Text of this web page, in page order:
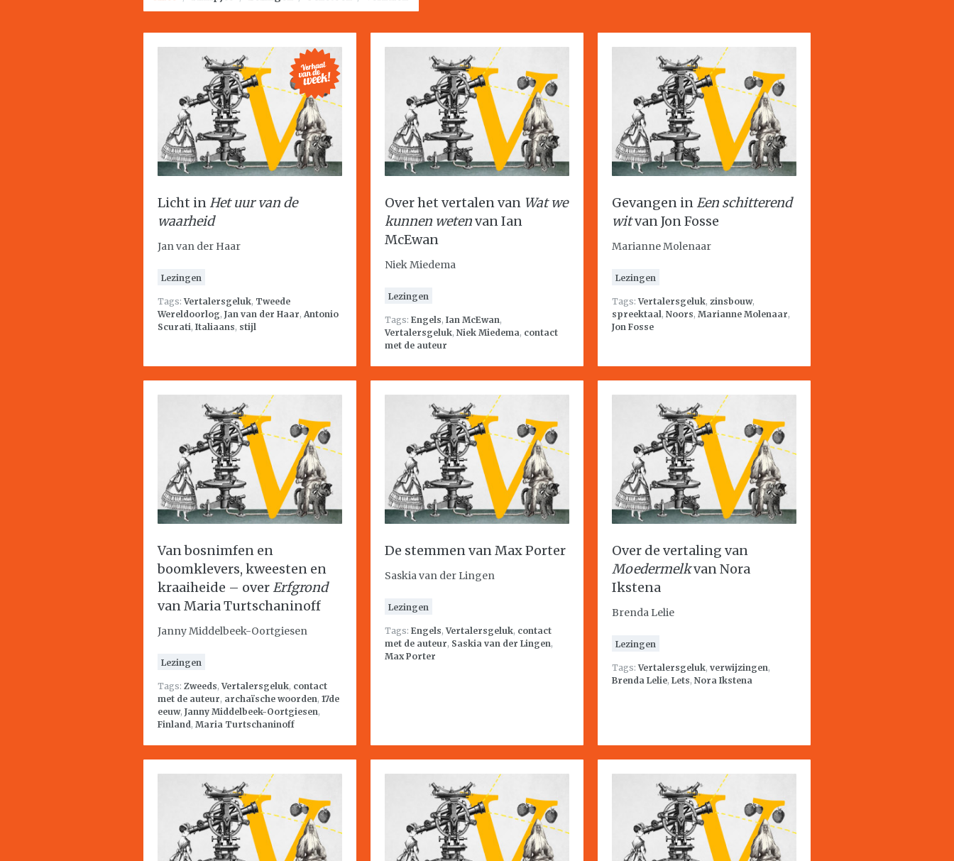
Licht inHet uur van de
waarheid
Jan van der Haar
Lezingen
Tags:Vertalersgeluk, Tweede
Wereldoorlog, Jan van der Haar, Antonio
Scurati, Italiaans, stijl
Over het vertalen van Wat we
kunnen wetenvan Ian
McEwan
Niek Miedema
Lezingen
Tags: Engels, Ian McEwan,
Vertalersgeluk, Niek Miedema, contact
met de auteur
Gevangen inEen schitterend
witvan Jon Fosse
Marianne Molenaar
Lezingen
Tags:Vertalersgeluk, zinsbouw,
spreektaal, Noors, Marianne Molenaar,
Jon Fosse
Van bosnimfen en
boomklevers, kweesten en
kraaiheide – overErfgrond
van Maria Turtschaninoff
Janny Middelbeek-Oortgiesen
Lezingen
Tags: Zweeds,Vertalersgeluk, contact
met de auteur, archaïsche woorden, 17de
eeuw, Janny Middelbeek-Oortgiesen,
Finland, Maria Turtschaninoff
De stemmen van Max Porter
Saskia van der Lingen
Lezingen
Tags: Engels,Vertalersgeluk, contact
met de auteur, Saskia van der Lingen,
Max Porter
Over de vertaling van
Moedermelkvan Nora
Ikstena
Brenda Lelie
Lezingen
Tags:Vertalersgeluk, verwijzingen,
Brenda Lelie, Lets, Nora Ikstena